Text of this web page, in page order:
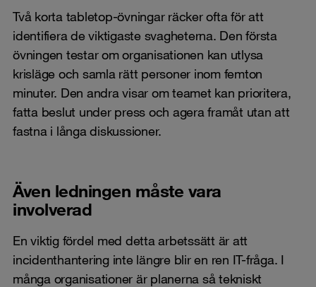
Två korta tabletop-övningar räcker ofta för att
identifiera de viktigaste svagheterna. Den första
övningen testar om organisationen kan utlysa
krisläge och samla rätt personer inom femton
minuter. Den andra visar om teamet kan prioritera,
fatta beslut under press och agera framåt utan att
fastna i långa diskussioner.
Även ledningen måste vara
involverad
En viktig fördel med detta arbetssätt är att
incidenthantering inte längre blir en ren IT-fråga. I
många organisationer är planerna så tekniskt